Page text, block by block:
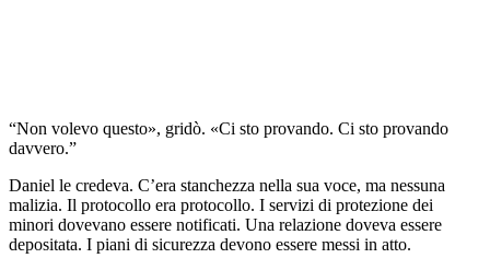
“Non volevo questo», gridò. «Ci sto provando. Ci sto provando
davvero.”
Daniel le credeva. C’era stanchezza nella sua voce, ma nessuna
malizia. Il protocollo era protocollo. I servizi di protezione dei
minori dovevano essere notificati. Una relazione doveva essere
depositata. I piani di sicurezza devono essere messi in atto.